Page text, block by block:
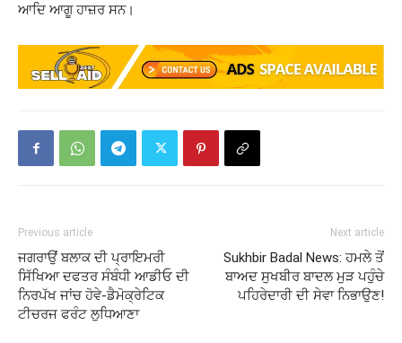
ਆਦਿ ਆਗੂ ਹਾਜ਼ਰ ਸਨ।
Previous article
ਜਗਰਾਉਂ ਬਲਾਕ ਦੀ ਪ੍ਰਾਇਮਰੀ
ਸਿੱਖਿਆ ਦਫਤਰ ਸੰਬੰਧੀ ਆਡੀਓ ਦੀ
ਨਿਰਪੱਖ ਜਾਂਚ ਹੋਵੇ-ਡੈਮੋਕ੍ਰੇਟਿਕ
ਟੀਚਰਜ ਫਰੰਟ ਲੁਧਿਆਣਾ
Next article
Sukhbir Badal News: ਹਮਲੇ ਤੋਂ
ਬਾਅਦ ਸੁਖਬੀਰ ਬਾਦਲ ਮੁੜ ਪਹੁੰਚੇ
ਪਹਿਰੇਦਾਰੀ ਦੀ ਸੇਵਾ ਨਿਭਾਉਣ!